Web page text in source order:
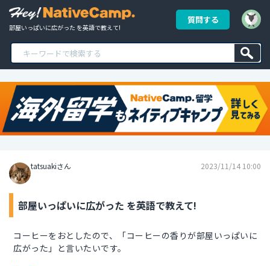
部屋いっぱいに広がった を英語で教えて!
質問する
tatsuakiさん 2023/11/14 10:00
部屋いっぱいに広がった を英語で教えて!
コーヒーをおとしたので、「コーヒーの香りが部屋いっぱいに
広がった」と言いたいです。